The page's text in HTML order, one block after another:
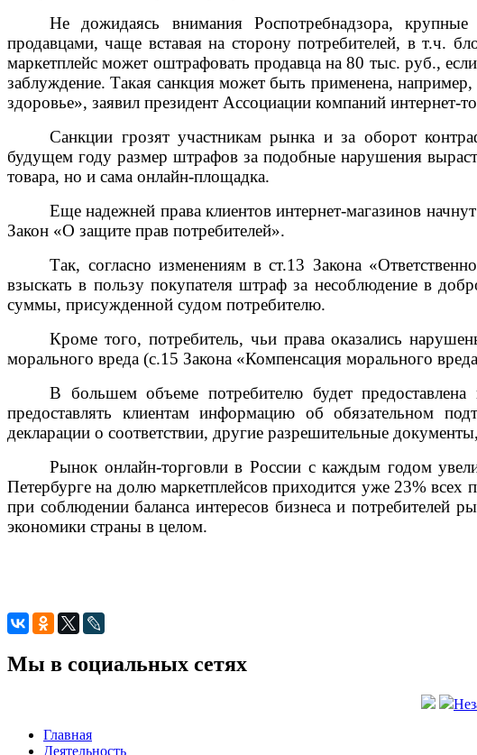
Не дожидаясь внимания Роспотребнадзора,
продавцами, чаще вставая на сторону потребителей, в т.ч.
маркетплейс может оштрафовать продавца на 80 тыс. руб.,
заблуждение. Такая санкция может быть применена,
здоровье», заявил президент Ассоциации компаний интернет-
Санкции грозят участникам рынка и за оборот
будущем году размер штрафов за подобные нарушения
товара, но и сама онлайн-площадка.
Еще надежней права клиентов интернет-магазинов
Закон «О защите прав потребителей».
Так, согласно изменениям в ст.13 Закона
взыскать в пользу покупателя штраф за несоблюдение в
суммы, присужденной судом потребителю.
Кроме того, потребитель, чьи права оказались
морального вреда (с.15 Закона «Компенсация морального
В большем объеме потребителю будет
предоставлять клиентам информацию об обязательном
декларации о соответствии, другие разрешительные
Рынок онлайн-торговли в России с каждым годом
Петербурге на долю маркетплейсов приходится уже 23%
при соблюдении баланса интересов бизнеса и потребителей
экономики страны в целом.
Мы в социальных сетях
Главная
Деятельность